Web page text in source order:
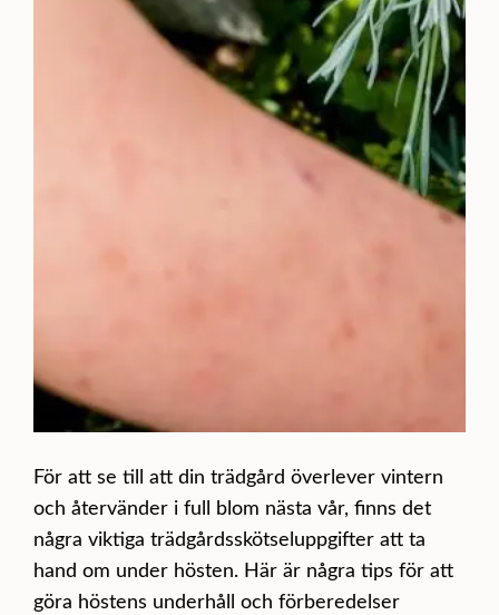
För att se till att din trädgård överlever vintern
och återvänder i full blom nästa vår, finns det
några viktiga trädgårdsskötseluppgifter att ta
hand om under hösten. Här är några tips för att
göra höstens underhåll och förberedelser